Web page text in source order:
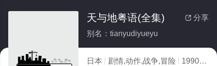
 分享
天与地粤语(全集)
别名：tianyudiyueyu
日本 剧情,动作,战争,冒险 1990
5.0